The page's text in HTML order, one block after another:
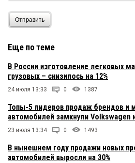
Отправить
Еще по теме
В России изготовление легковых
грузовых – снизилось на 12%
24 июля 13:33 0 1387
Топы-5 лидеров продаж брендов и
автомобилей замкнули Volkswagen
23 июля 13:34 0 1493
В нынешнем году продажи новых
автомобилей выросли на 30%